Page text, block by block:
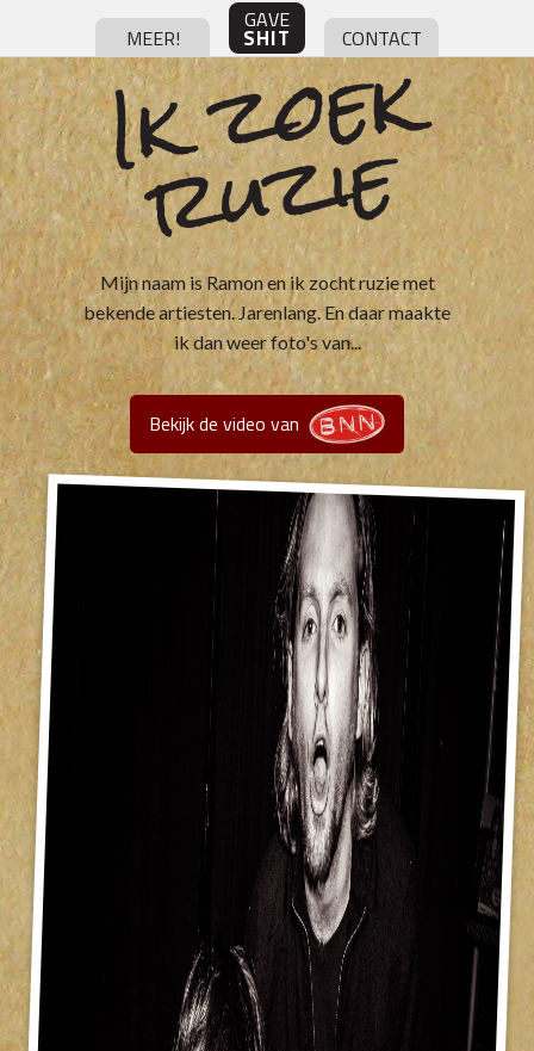
MEER!
GAVE
SHIT CONTACT
I
k
z
o
e
k
r
u
zi
e
Mijn naam is Ramon en ik zocht ruzie met
bekende artiesten. Jarenlang. En daar maakte
ik dan weer foto's van...
Bekijk de video van